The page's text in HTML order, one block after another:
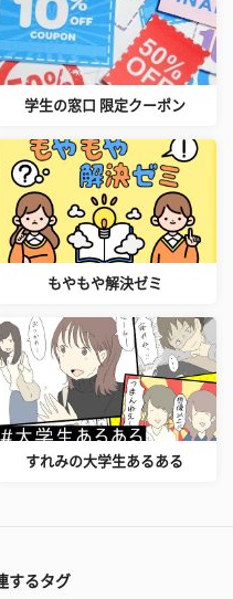
学生の窓口 限定クーポン
もやもや解決ゼミ
すれみの大学生あるある
するタグ